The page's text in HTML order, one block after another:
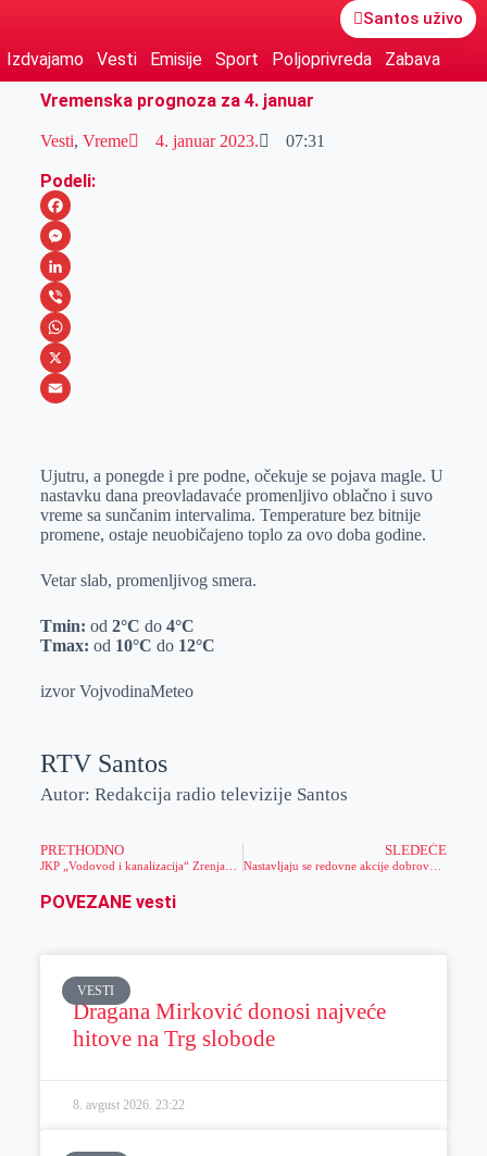
Santos uživo
Izdvajamo Vesti Emisije Sport Poljoprivreda
Zabava
Vremenska prognoza za 4. januar
Vesti, Vreme 4. januar 2023. 07:31
Podeli:
F
a
c
e
b
o
M
e
s
s
e
e
r
L
i
n
k
I
n
V
i
b
W
h
s
A
p
p
X
a
i
l
Ujutru, a ponegde i pre podne, očekuje se pojava magle. U
nastavku dana preovladavaće promenljivo oblačno i suvo
vreme sa sunčanim intervalima. Temperature bez bitnije
promene, ostaje neuobičajeno toplo za ovo doba godine.
Vetar slab, promenljivog smera.
Tmin: od 2°C do 4°C
Tmax: od 10°C do 12°C
izvor VojvodinaMeteo
RTV Santos
Autor: Redakcija radio televizije Santos
PRETHODNO
JKP „Vodovod i kanalizacija“ Zrenjanin – ZNAČAJNI INFRASTRUKTURNI RADOVI U GODINI JUBILEJA
SLEDEĆE
POVEZANE vesti
VESTI
Dragana Mirković donosi najveće
hitove na Trg slobode
8. avgust 2026. 23:22